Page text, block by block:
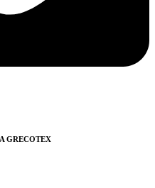
GRECOTEX